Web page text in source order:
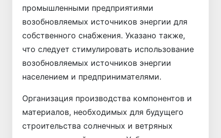
промышленными предприятиями
возобновляемых источников энергии для
собственного снабжения. Указано также,
что следует стимулировать использование
возобновляемых источников энергии
населением и предпринимателями.
Организация производства компонентов и
материалов, необходимых для будущего
строительства солнечных и ветряных